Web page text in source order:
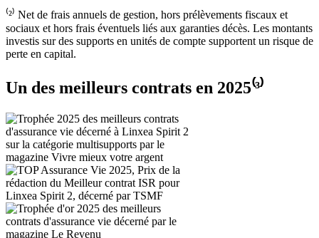
⁽²⁾ Net de frais annuels de gestion, hors prélèvements fiscaux et
sociaux et hors frais éventuels liés aux garanties décès. Les montants
investis sur des supports en unités de compte supportent un risque de
perte en capital.
Un des meilleurs contrats en 2025⁽³⁾